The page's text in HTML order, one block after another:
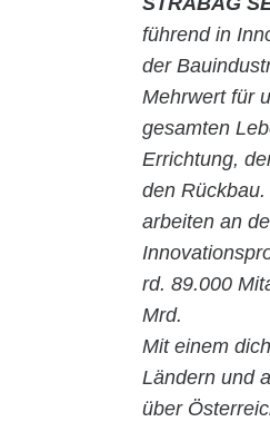
führend in
der
Mehrwert für
gesamten
Errichtung,
den
arbeiten an
rd. 89.000
Mrd.
Mit einem
Ländern und
über